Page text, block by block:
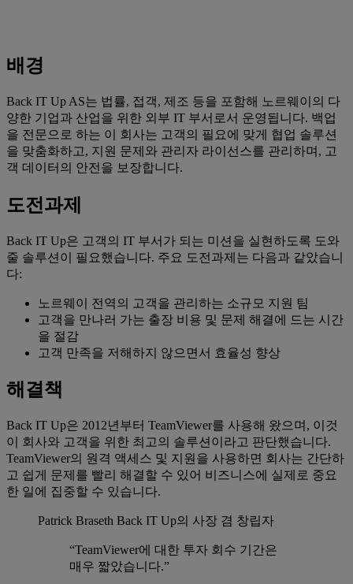
배경
Back IT Up AS는 법률, 접객, 제조 등을 포함해 노르웨이의 다
양한 기업과 산업을 위한 외부 IT 부서로서 운영됩니다. 백업
을 전문으로 하는 이 회사는 고객의 필요에 맞게 협업 솔루션
을 맞춤화하고, 지원 문제와 관리자 라이선스를 관리하며, 고
객 데이터의 안전을 보장합니다.
도전과제
Back IT Up은 고객의 IT 부서가 되는 미션을 실현하도록 도와
줄 솔루션이 필요했습니다. 주요 도전과제는 다음과 같았습니
다:
노르웨이 전역의 고객을 관리하는 소규모 지원 팀
고객을 만나러 가는 출장 비용 및 문제 해결에 드는 시간
을 절감
고객 만족을 저해하지 않으면서 효율성 향상
해결책
Back IT Up은 2012년부터 TeamViewer를 사용해 왔으며, 이것
이 회사와 고객을 위한 최고의 솔루션이라고 판단했습니다.
TeamViewer의 원격 액세스 및 지원을 사용하면 회사는 간단하
고 쉽게 문제를 빨리 해결할 수 있어 비즈니스에 실제로 중요
한 일에 집중할 수 있습니다.
Patrick Braseth Back IT Up의 사장 겸 창립자
“TeamViewer에 대한 투자 회수 기간은
매우 짧았습니다.”